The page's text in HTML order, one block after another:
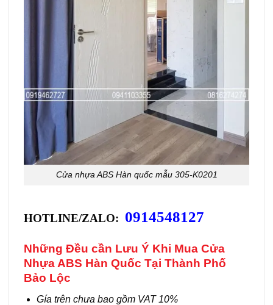
Cửa nhựa ABS Hàn quốc mẫu 305-K0201
HOTLINE/ZALO: 0914548127
Những Đều cần Lưu Ý Khi Mua Cửa
Nhựa ABS Hàn Quốc Tại Thành Phố
Bảo Lộc
Gía trên chưa bao gồm VAT 10%